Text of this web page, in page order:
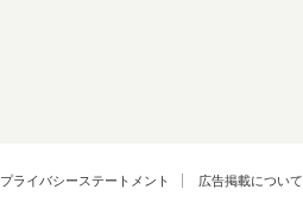
プライバシーステートメント 広告掲載について